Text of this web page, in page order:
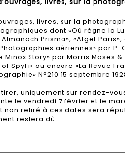
livres, sur la
dont «Où règne la
Prisma», «Atget Paris»,
aériennes» par P.
Minox Story» par Morris Moses &
SpyFi» ou encore «La Revue
N°210 15 septembre
uniquement sur rendez-
le vendredi 7 février et le
non retiré à ces dates sera
restera dû.